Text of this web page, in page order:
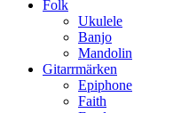
Folk
Ukulele
Banjo
Mandolin
Gitarrmärken
Epiphone
Faith